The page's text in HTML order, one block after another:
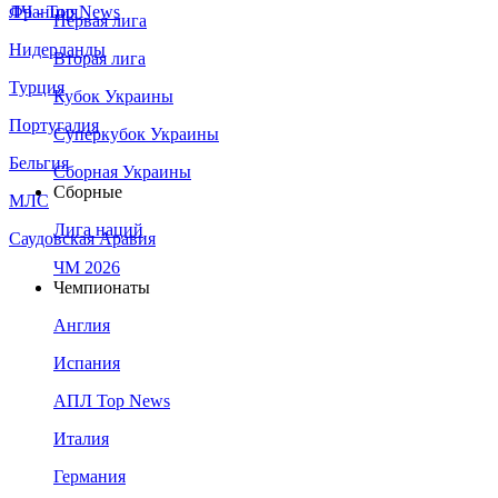
Франция
Нидерланды
Турция
Португалия
Бельгия
МЛС
Саудовская Аравия
ЛЧ - Top News
Первая лига
Вторая лига
Кубок Украины
Суперкубок Украины
Сборная Украины
Сборные
Лига наций
ЧМ 2026
Чемпионаты
Англия
Испания
АПЛ Top News
Италия
Германия